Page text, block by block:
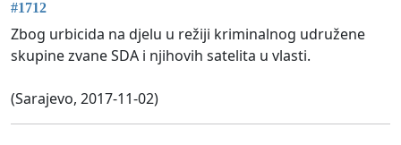
#1712
Zbog urbicida na djelu u režiji kriminalnog udružene
skupine zvane SDA i njihovih satelita u vlasti.
(Sarajevo, 2017-11-02)